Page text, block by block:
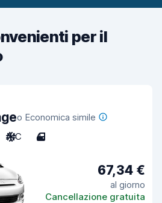
per il
o Economica simile
A/C 4
67,34 €
al giorno
Cancellazione gratuita